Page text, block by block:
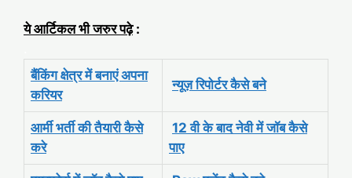
ये आर्टिकल भी जरुर पढ़े:
बैंकिंग क्षेत्र में बनाएं अपना
करियर
न्यूज़ रिपोर्टर कैसे बने
आर्मी भर्ती की तैयारी कैसे
करे
12 वी के बाद नेवी में जॉब कैसे
पाए